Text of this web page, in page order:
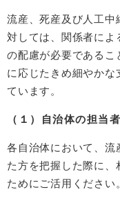
流産、死産及び人工中
対しては、関係者によ
の配慮が必要であるこ
に応じたきめ細やか
ています。
（１）自治体の担当
各自治体において、流
た方を把握した際に
ためにご活用ください。